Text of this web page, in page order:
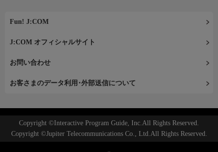
Fun! J:COM
J:COM オフィシャルサイト
お問い合わせ
お客さまのデータ利用･外部送信について
Copyright ©Interactive Program Guide, Inc.All Rights Reserved.
Copyright ©Jupiter Telecommunications Co., Ltd.All Rights Reserved.